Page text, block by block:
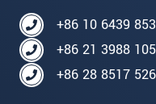
+86 10 6439
+86 21 3988
+86 28 8517